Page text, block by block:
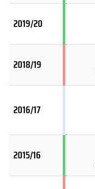
2019/20
2018/19
2016/17
2015/16